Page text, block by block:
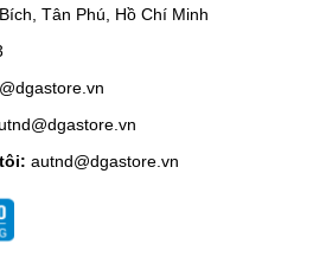
phẩm sáng tạo độc đáo được thiết kế
xa được trượt trên quỹ đạo giúp bạn
Tân Phú, Hồ Chí Minh
autnd@dgastore.vn